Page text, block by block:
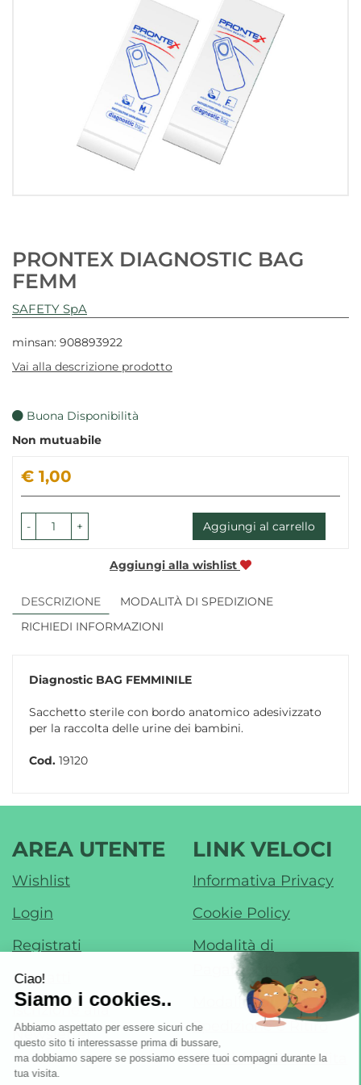
PRONTEX DIAGNOSTIC BAG
FEMM
SAFETY SpA
minsan: 908893922
Vai alla descrizione prodotto
Buona Disponibilità
Non mutuabile
Prezzo
€ 1,00
- + Aggiungi al carrello
Aggiungi alla wishlist
DESCRIZIONE
MODALITÀ DI SPEDIZIONE
RICHIEDI INFORMAZIONI
Diagnostic BAG FEMMINILE
Sacchetto sterile con bordo anatomico adesivizzato
per la raccolta delle urine dei bambini.
Cod. 19120
AREA UTENTE
Wishlist
Login
Registrati
Contatti
Iscrizione alla
Newsletter
LINK VELOCI
Informativa Privacy
Cookie Policy
Modalità di
Pagamento
Modalità di
Spedizione e Ritiro
Condizioni di Vendita